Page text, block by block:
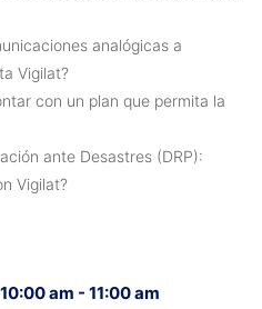
analógicas a
Vigilat?
con un plan que permita la
ante Desastres (DRP):
Vigilat?
10:00 am - 11:00 am